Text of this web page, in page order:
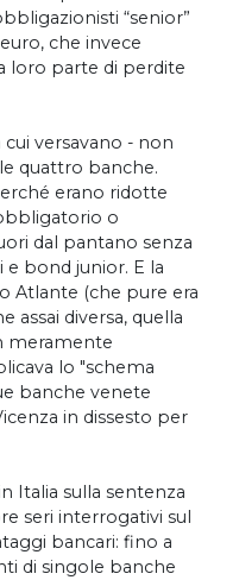
“senior”
che invece
loro parte di perdite
versavano - non
quattro banche.
erano ridotte
o
dal pantano senza
e bond junior. E la
Atlante (che pure era
assai diversa, quella
meramente
lo "schema
banche venete
in dissesto per
Italia sulla sentenza
seri interrogativi sul
bancari: fino a
di singole banche